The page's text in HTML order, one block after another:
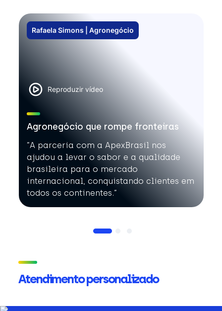
Rafaela Simons | Agronegócio
Reproduzir vídeo
Agronegócio que rompe fronteiras
”A parceria com a ApexBrasil nos
ajudou a levar o sabor e a qualidade
brasileira para o mercado
internacional, conquistando clientes em
todos os continentes.”
Atendimento personalizado